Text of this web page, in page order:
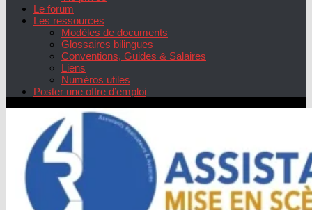
Le forum
Les ressources
Modèles de documents
Glossaires bilingues
Conventions, Guides & Salaires
Liens
Numéros utiles
Poster une offre d’emploi